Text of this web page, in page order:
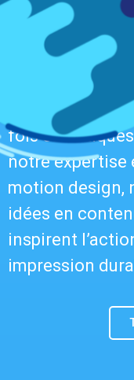
Des vidéos
contenus
learning, nous
créativité pour
fois
notre expertise
motion design,
idées en
inspirent
impression